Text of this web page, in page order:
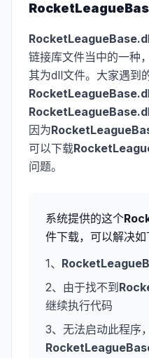
链接库文件当中的一种
其为dll文件。大家遇到
因为
可以下载
问题。
系统提供的这个
件下载，可以解决如
1、
2、由于找不到
继续执行代码
3、无法启动此程序